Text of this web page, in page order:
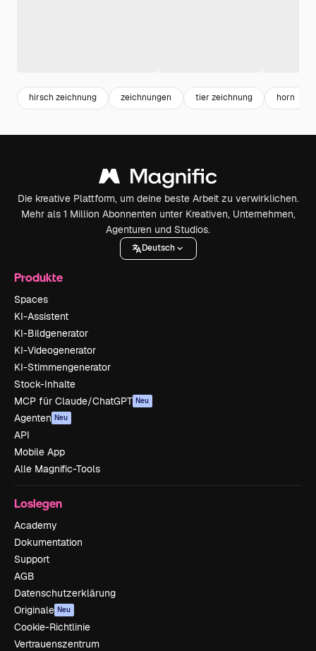
hirsch zeichnung zeichnungen tier zeichnung horn
Die kreative Plattform, um deine beste Arbeit zu verwirklichen.
Mehr als 1 Million Abonnenten unter Kreativen, Unternehmen,
Agenturen und Studios.
Deutsch
Produkte
Spaces
KI-Assistent
KI-Bildgenerator
KI-Videogenerator
KI-Stimmengenerator
Stock-Inhalte
MCP für Claude/ChatGPT Neu
Agenten Neu
API
Mobile App
Alle Magnific-Tools
Loslegen
Academy
Dokumentation
Support
AGB
Datenschutzerklärung
Originale Neu
Cookie-Richtlinie
Vertrauenszentrum